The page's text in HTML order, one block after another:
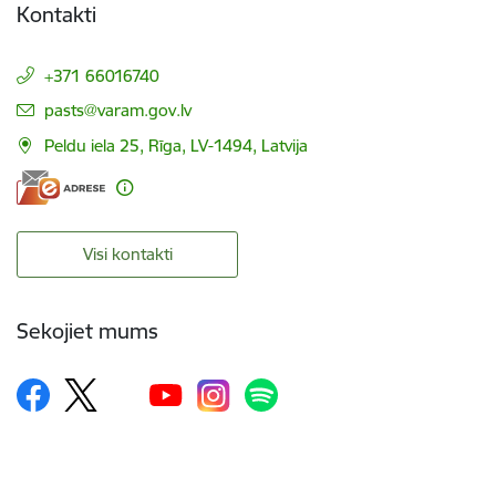
Kontakti
+371 66016740
E-pasts:
pasts@varam.gov.lv
Peldu iela 25, Rīga, LV-1494, Latvija
Visi kontakti
Sekojiet mums